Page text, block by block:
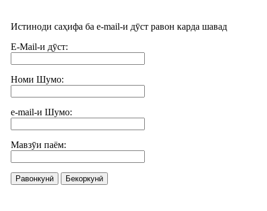
Истиноди саҳифа ба e-mail-и дӯст равон карда шавад
E-Mail-и дӯст:
Номи Шумо:
e-mail-и Шумо:
Мавзӯи паём:
Равонкунӣ Бекоркунӣ